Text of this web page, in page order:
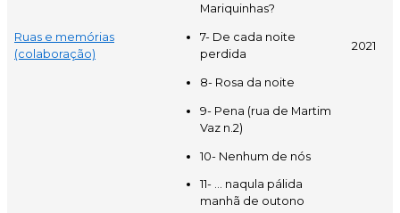
Ruas e memórias
(colaboração)
Mariquinhas?
7- De cada noite
perdida
8- Rosa da noite
9- Pena (rua de Martim
Vaz n.2)
10- Nenhum de nós
11- ... naqula pálida
manhã de outono
2021